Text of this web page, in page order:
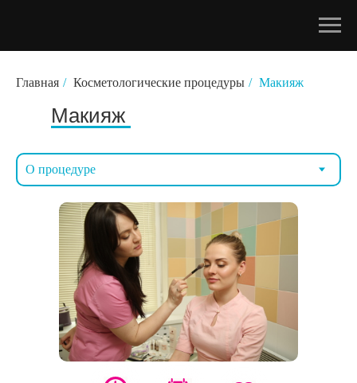
Главная / Косметологические процедуры / Макияж
Макияж